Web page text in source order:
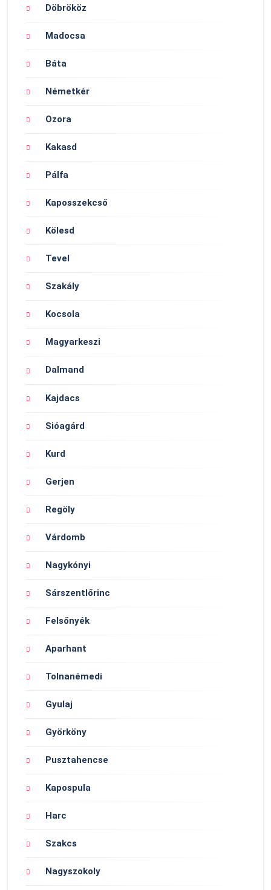
Döbrököz
Madocsa
Báta
Németkér
Ozora
Kakasd
Pálfa
Kaposszekcső
Kölesd
Tevel
Szakály
Kocsola
Magyarkeszi
Dalmand
Kajdacs
Sióagárd
Kurd
Gerjen
Regöly
Várdomb
Nagykónyi
Sárszentlőrinc
Felsőnyék
Aparhant
Tolnanémedi
Gyulaj
Györköny
Pusztahencse
Kapospula
Harc
Szakcs
Nagyszokoly